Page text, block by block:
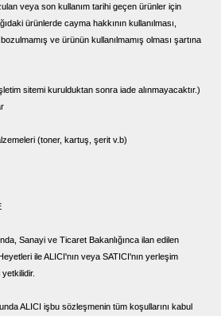
veya son kullanım tarihi geçen ürünler için
ürünlerde cayma hakkının kullanılması,
ve ürünün kullanılmamış olması şartına
sitemi kurulduktan sonra iade alınmayacaktır.)
(toner, kartuş, şerit v.b)
Sanayi ve Ticaret Bakanlığınca ilan edilen
ile ALICI'nın veya SATICI'nın yerleşim
ALICI işbu sözleşmenin tüm koşullarını kabul